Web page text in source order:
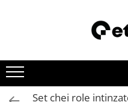
Set chei role